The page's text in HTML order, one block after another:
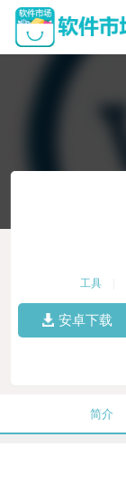
工具
安卓下载
简介